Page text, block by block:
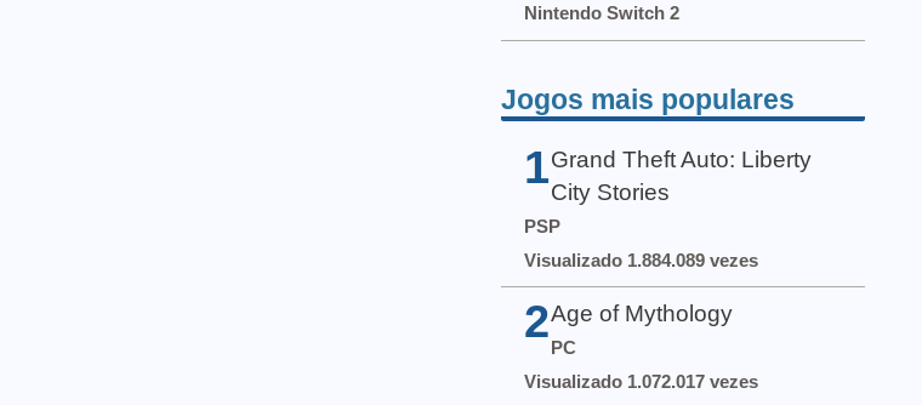
Nintendo Switch 2
Jogos mais populares
1 Grand Theft Auto: Liberty
City Stories
PSP
Visualizado 1.884.089 vezes
2Age of Mythology
PC
Visualizado 1.072.017 vezes